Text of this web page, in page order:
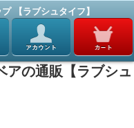
【ラブシュタイフ】